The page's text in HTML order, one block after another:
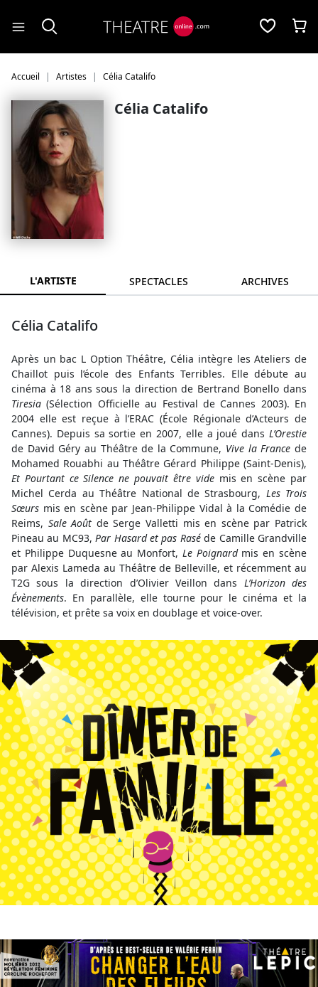
Accueil Artistes Célia Catalifo
Célia Catalifo
L'ARTISTE SPECTACLES ARCHIVES
Célia Catalifo
Après un bac L Option Théâtre, Célia intègre les Ateliers de
Chaillot puis l’école des Enfants Terribles. Elle débute au
cinéma à 18 ans sous la direction de Bertrand Bonello dans
Tiresia(Sélection Officielle au Festival de Cannes 2003). En
2004 elle est reçue à l’ERAC (École Régionale d’Acteurs de
Cannes). Depuis sa sortie en 2007, elle a joué dans L’Orestie
de David Géry au Théâtre de la Commune, Vive la France de
Mohamed Rouabhi au Théâtre Gérard Philippe (Saint-Denis),
Et Pourtant ce Silence ne pouvait être videmis en scène par
Michel Cerda au Théâtre National de Strasbourg, Les Trois
Sœurs mis en scène par Jean-Philippe Vidal à la Comédie de
Reims, Sale Août de Serge Valletti mis en scène par Patrick
Pineau au MC93,Par Hasard et pas Raséde Camille Grandville
et Philippe Duquesne au Monfort, Le Poignardmis en scène
par Alexis Lameda au Théâtre de Belleville, et récemment au
T2G sous la direction d’Olivier Veillon dans L’Horizon des
Évènements. En parallèle, elle tourne pour le cinéma et la
télévision, et prête sa voix en doublage et voice-over.